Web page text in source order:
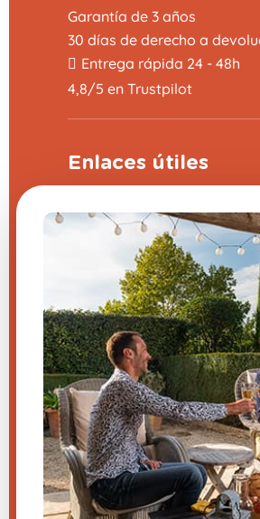
Garantía de 3 años
30 días de derecho a
Entrega rápida 24 - 48h
4,8/5 en Trustpilot
Enlaces útiles
Preguntas frecuentes (FAQ)
Aviso legal
Contáctanos
Configuración de cookies
¿Tienes una
uno de nuestros
Envíenos un mensaje y le
responderemos lo antes
​